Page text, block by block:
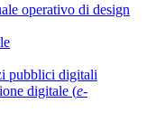
operativo di design
pubblici digitali
digitale (e-